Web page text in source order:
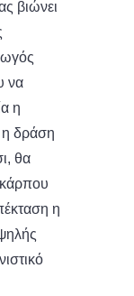
βιώνει
να
η
δράση
θα
η